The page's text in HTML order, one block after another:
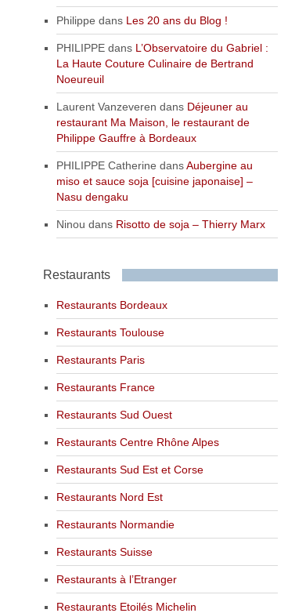
Philippe dans Les 20 ans du Blog !
PHILIPPEdans L’Observatoire du Gabriel :
La Haute Couture Culinaire de Bertrand
Noeureuil
Laurent Vanzeveren dans Déjeuner au
restaurant Ma Maison, le restaurant de
Philippe Gauffre à Bordeaux
PHILIPPE Catherine dansAubergine au
miso et sauce soja [cuisine japonaise] –
Nasu dengaku
Ninou dans Risotto de soja – Thierry Marx
Restaurants
Restaurants Bordeaux
Restaurants Toulouse
Restaurants Paris
Restaurants France
Restaurants Sud Ouest
Restaurants Centre Rhône Alpes
Restaurants Sud Est et Corse
Restaurants Nord Est
Restaurants Normandie
Restaurants Suisse
Restaurants à l’Etranger
Restaurants Etoilés Michelin